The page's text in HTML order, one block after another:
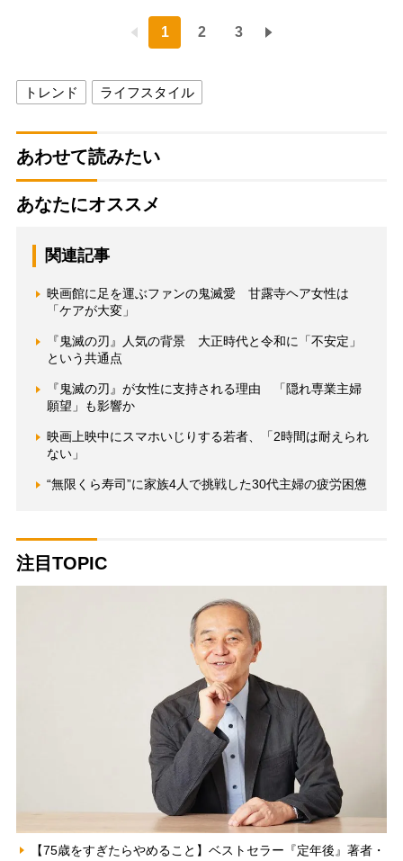
1 2 3
トレンド ライフスタイル
あわせて読みたい
あなたにオススメ
関連記事
映画館に足を運ぶファンの鬼滅愛 甘露寺ヘア女性は
「ケアが大変」
『鬼滅の刃』人気の背景 大正時代と令和に「不安定」
という共通点
『鬼滅の刃』が女性に支持される理由 「隠れ専業主婦
願望」も影響か
映画上映中にスマホいじりする若者、「2時間は耐えられ
ない」
“無限くら寿司”に家族4人で挑戦した30代主婦の疲労困憊
注目TOPIC
【75歳をすぎたらやめること】ベストセラー『定年後』著者・